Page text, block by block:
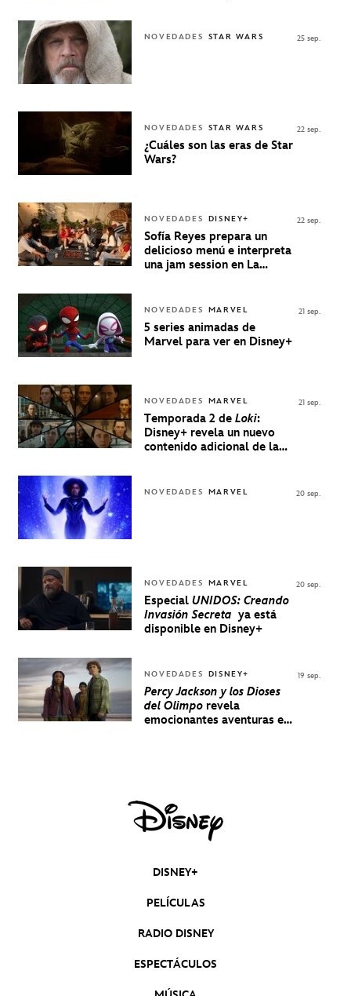
NOVEDADES STAR WARS 25 sep.
NOVEDADES STAR WARS
¿Cuáles son las eras de Star
Wars?
22 sep.
NOVEDADES DISNEY+
Sofía Reyes prepara un
delicioso menú e interpreta
una jam session en La
22 sep.
NOVEDADES MARVEL
5 series animadas de
Marvel para ver en Disney+
21 sep.
NOVEDADES MARVEL
Temporada 2 de Loki:
Disney+ revela un nuevo
contenido adicional de la
21 sep.
NOVEDADES MARVEL 20 sep.
NOVEDADES MARVEL
Especial UNIDOS: Creando
Invasión Secreta ya está
disponible en Disney+
20 sep.
NOVEDADES DISNEY+
Percy Jackson y los Dioses
del Olimporevela
emocionantes aventuras en
19 sep.
DISNEY+
PELÍCULAS
RADIO DISNEY
ESPECTÁCULOS